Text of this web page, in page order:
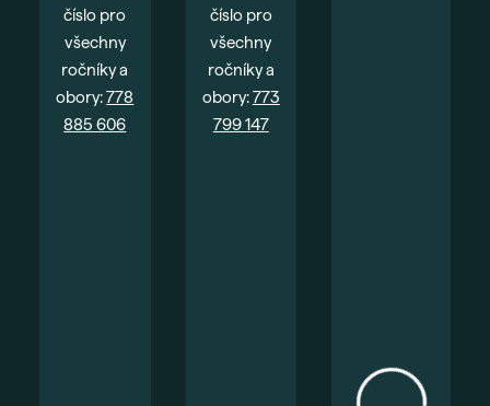
číslo pro
všechny
ročníky a
obory:778
885 606
číslo pro
všechny
ročníky a
obory:773
799 147